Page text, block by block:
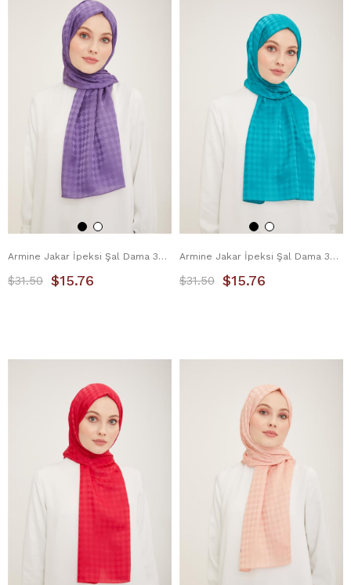
Armine Jakar İpeksi Şal Dama 3099-1 Lavanta
$15.76
$31.50
Armine Jakar İpeksi Şal Dama 3099-2 Cam Göbeği
$15.76
$31.50